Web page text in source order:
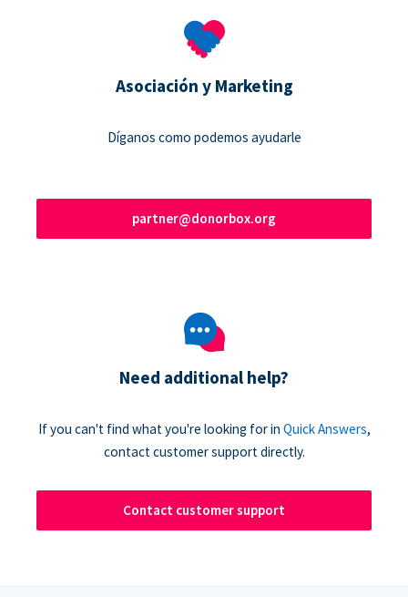
Asociación y Marketing
Díganos como podemos ayudarle
partner@donorbox.org
Need additional help?
If you can't find what you're looking for in Quick Answers,
contact customer support directly.
Contact customer support